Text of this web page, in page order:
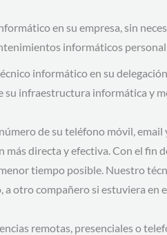
en su empresa, sin
informáticos
informático en su
su infraestructura informática y
de su teléfono móvil,
más directa y efectiva. Con el fin
tiempo posible. Nuestro
a otro compañero si estuviera en
remotas, presenciales o